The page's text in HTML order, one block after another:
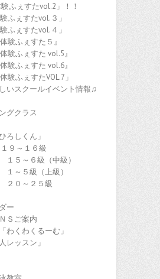
ふぇすたvol.2」！！
ふぇすたvol.３」
ふぇすたvol.４」
験ふぇすた５』
験ふぇすた vol.5』
験ふぇすた vol.6』
験ふぇすたVOL.7」
いスクールイベント情報♫
グクラス
ろしくん」
９～１６級
５～６級（中級）
～５級（上級）
２０～２５級
ー
Ｓご案内
わくわくるーむ」
レッスン」